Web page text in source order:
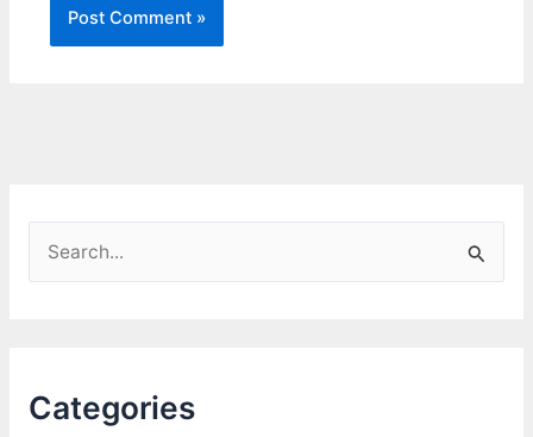
e
h
Categories